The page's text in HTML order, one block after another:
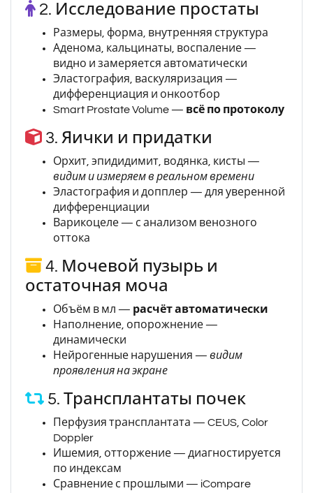
2. Исследование простаты
Размеры, форма, внутренняя структура
Аденома, кальцинаты, воспаление —
видно и замеряется автоматически
Эластография, васкуляризация —
дифференциация и онкоотбор
Smart Prostate Volume — всё по протоколу
3. Яички и придатки
Орхит, эпидидимит, водянка, кисты —
видим и измеряем в реальном времени
Эластография и допплер — для уверенной
дифференциации
Варикоцеле — с анализом венозного
оттока
4. Мочевой пузырь и
остаточная моча
Объём в мл — расчёт автоматически
Наполнение, опорожнение —
динамически
Нейрогенные нарушения — видим
проявления на экране
5. Трансплантаты почек
Перфузия трансплантата — CEUS, Color
Doppler
Ишемия, отторжение — диагностируется
по индексам
Сравнение с прошлыми — iCompare